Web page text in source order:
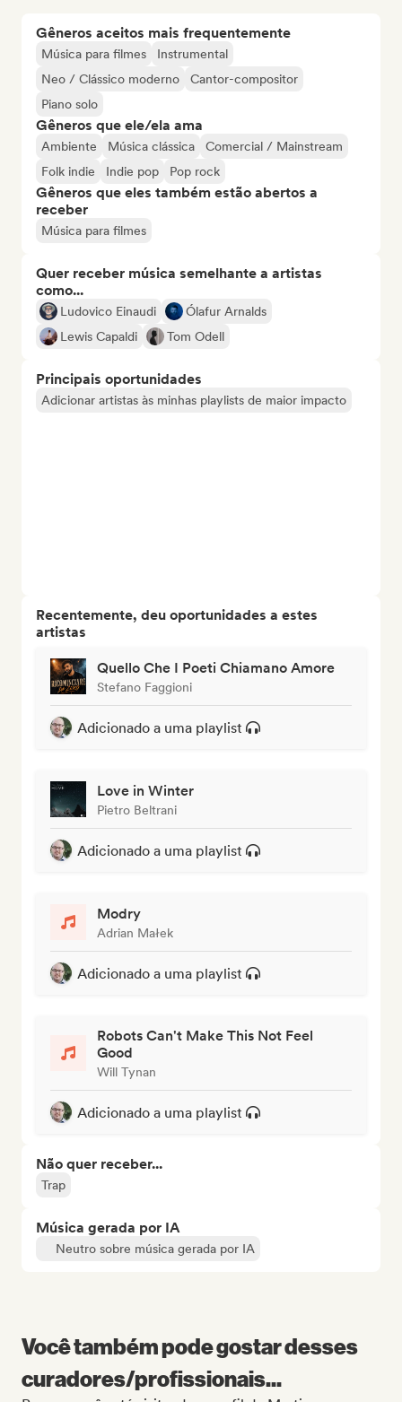
Gêneros aceitos mais frequentemente
Música para filmes
Instrumental
Neo / Clássico moderno
Cantor-compositor
Piano solo
Gêneros que ele/ela ama
Ambiente Música clássica
Comercial / Mainstream
Folk indie
Indie pop Pop rock
Gêneros que eles também estão abertos a
receber
Música para filmes
Quer receber música semelhante a artistas
como...
Ludovico Einaudi
Ólafur Arnalds
Lewis Capaldi
Tom Odell
Principais oportunidades
Adicionar artistas às minhas playlists de maior impacto
Recentemente, deu oportunidades a estes
artistas
Quello Che I Poeti Chiamano Amore
Stefano Faggioni
Adicionado a uma playlist
Love in Winter
Pietro Beltrani
Adicionado a uma playlist
Modry
Adrian Małek
Adicionado a uma playlist
Robots Can't Make This Not Feel
Good
Will Tynan
Adicionado a uma playlist
Não quer receber...
Trap
Música gerada por IA
Neutro sobre música gerada por IA
Você também pode gostar desses
curadores/profissionais...